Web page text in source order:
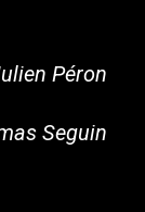
Péron
Seguin